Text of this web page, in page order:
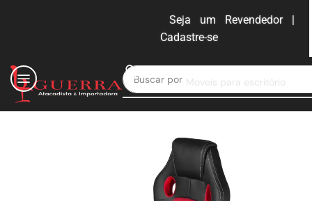
Seja um Revendedor |
Cadastre-se
Buscar por Moveis para escritório